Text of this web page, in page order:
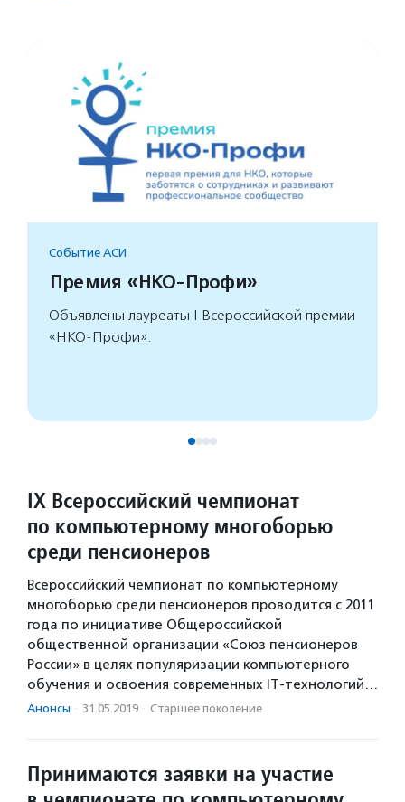
Событие АСИ
Премия «НКО-Профи»
Объявлены лауреаты I Всероссийской премии
«НКО-Профи».
IX Всероссийский чемпионат
по компьютерному многоборью
среди пенсионеров
Всероссийский чемпионат по компьютерному
многоборью среди пенсионеров проводится с 2011
года по инициативе Общероссийской
общественной организации «Союз пенсионеров
России» в целях популяризации компьютерного
обучения и освоения современных IT-технологий…
Анонсы · 31.05.2019 · Старшее поколение
Принимаются заявки на участие